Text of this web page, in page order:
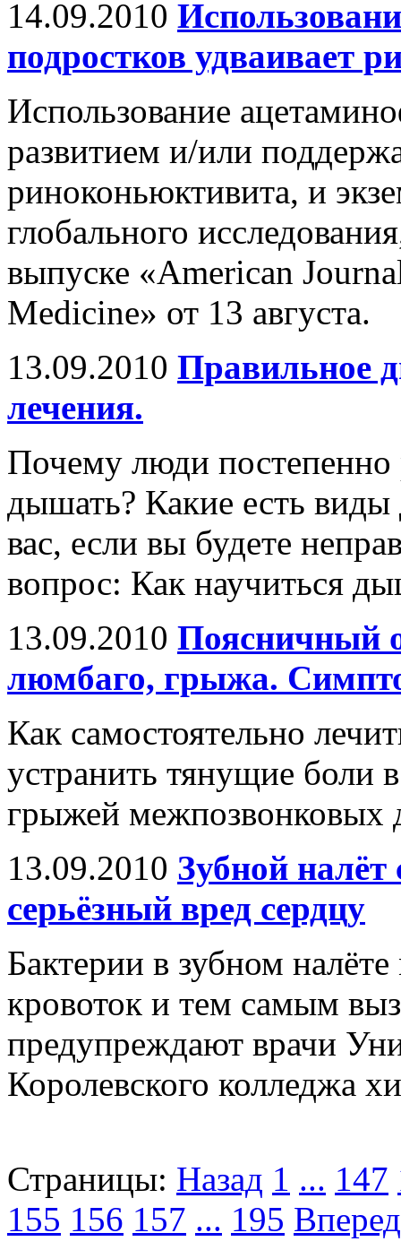
14.09.2010
подростков удваивает
Использование
развитием и/или
риноконьюктивита, и
глобального
выпуске «American
Medicine» от 13 августа.
13.09.2010 Правильное
лечения.
Почему люди постепенно
дышать? Какие есть
вас, если вы будете
вопрос: Как научиться
13.09.2010 Поясничный
люмбаго, грыжа.
Как самостоятельно
устранить тянущие боли
грыжей межпозвонковых
13.09.2010 Зубной налёт
серьёзный вред сердцу
Бактерии в зубном
кровоток и тем самым
предупреждают врачи
Королевского колледжа
Страницы: Назад 1 ... 147
155 156 157 ... 195 Вперед